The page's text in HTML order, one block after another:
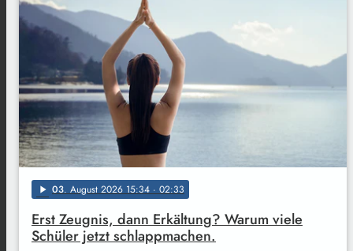
play_arrow 03. August 2026 15:34 · 02:33
Erst Zeugnis, dann Erkältung? Warum viele
Schüler jetzt schlappmachen.